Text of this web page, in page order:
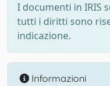
I documenti in IRIS
tutti i diritti sono
indicazione.
Informazioni